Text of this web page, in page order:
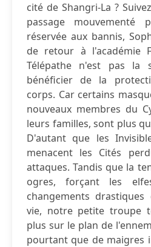
cité de Shangri-La ?
passage mouvementé
réservée aux bannis,
de retour à l'académie
Télépathe n'est pas la
bénéficier de la
corps. Car certains
nouveaux membres du
leurs familles, sont plus
D'autant que les
menacent les Cités
attaques. Tandis que la
ogres, forçant les
changements
vie, notre petite troupe
plus sur le plan de
pourtant que de maigres